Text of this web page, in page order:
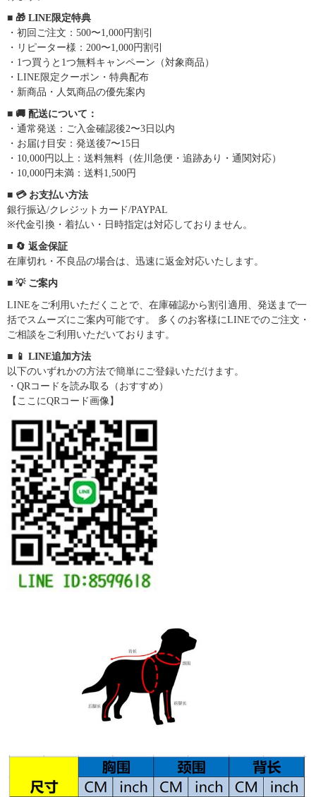
■ 🎁 LINE限定特典
・初回ご注文：500〜1,000円割引
・リピーター様：200〜1,000円割引
・1つ買うと1つ無料キャンペーン（対象商品）
・LINE限定クーポン・特典配布
・新商品・人気商品の優先案内
■ 🚚 配送について：
・通常発送：ご入金確認後2〜3日以内
・お届け目安：発送後7〜15日
・10,000円以上：送料無料（佐川急便・追跡あり・通関対応）
・10,000円未満：送料1,500円
■ 💳 お支払い方法
銀行振込/クレジットカード/PAYPAL
※代金引換・着払い・日時指定は対応しておりません。
■ 🔄 返金保証
在庫切れ・不良品の場合は、迅速に返金対応いたします。
■ 💡 ご案内
LINEをご利用いただくことで、在庫確認から割引適用、発送まで一
括でスムーズにご案内可能です。 多くのお客様にLINEでのご注文・
ご相談をご利用いただいております。
■ 📱 LINE追加方法
以下のいずれかの方法で簡単にご登録いただけます。
・QRコードを読み取る（おすすめ）
【ここにQRコード画像】